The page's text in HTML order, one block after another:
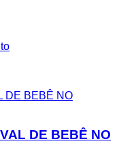
DE BEBÊ NO